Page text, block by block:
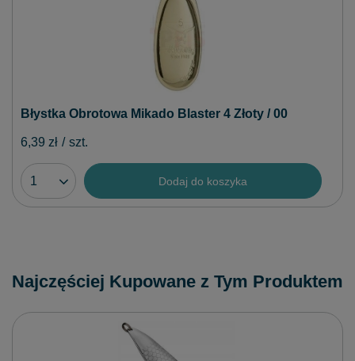
Błystka Obrotowa Mikado Blaster 4 Złoty / 00
6,39 zł / szt.
Dodaj do koszyka
Najczęściej Kupowane z Tym Produktem